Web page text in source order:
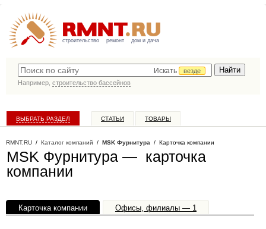
строительство ремонт дом и дача
Искать
везде
Например, строительство бассейнов
ВЫБРАТЬ РАЗДЕЛ СТАТЬИ ТОВАРЫ
RMNT.RU / Каталог компаний / MSK Фурнитура / Карточка компании
MSK Фурнитура — карточка
компании
Карточка компании Офисы, филиалы — 1